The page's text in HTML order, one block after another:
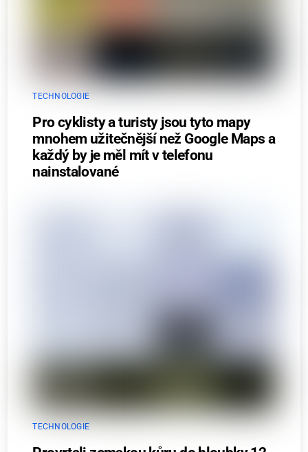
TECHNOLOGIE
Pro cyklisty a turisty jsou tyto mapy
mnohem užitečnější než Google Maps a
každý by je měl mít v telefonu
nainstalované
TECHNOLOGIE